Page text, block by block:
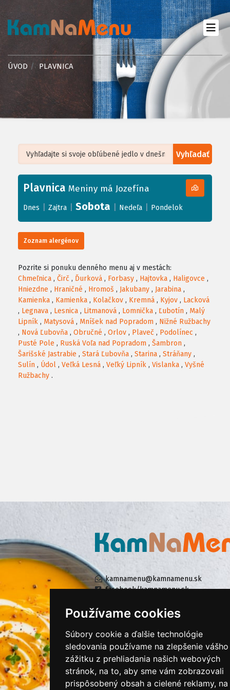
Používame cookies
Súbory cookie a ďalšie technológie
sledovania používame na zlepšenie vášho
zážitku z prehliadania našich webových
stránok, na to, aby sme vám zobrazovali
prispôsobený obsah a cielené reklamy, na
ÚVOD PLAVNICA
Vyhľadať
+
−
Leaflet| ©OpenStreetMap, Tiles courtesy ofHumanitarian OpenStreetMap
Plavnica Meniny má Jozefína
Dnes Zajtra Sobota Nedeľa Pondelok
Zoznam alergénov
Pozrite si ponuku denného menu aj v mestách:
Chmeľnica , Čirč , Ďurková , Forbasy , Hajtovka , Haligovce ,
Hniezdne , Hraničné , Hromoš , Jakubany , Jarabina ,
Kamienka , Kamienka , Kolačkov , Kremná , Kyjov , Lacková
, Legnava , Lesnica , Litmanová , Lomnička , Ľubotín , Malý
Lipník , Matysová , Mníšek nad Popradom , Nižné Ružbachy
, Nová Ľubovňa , Obručné , Orlov , Plaveč , Podolínec ,
Pusté Pole , Ruská Voľa nad Popradom , Šambron ,
Šarišské Jastrabie , Stará Ľubovňa , Starina , Stráňany ,
Sulín , Údol , Veľká Lesná , Veľký Lipník , Vislanka , Vyšné
Ružbachy .
kamnamenu@kamnamenu.sk
facebook/kamnamenu.sk
KONTAKTUJTE NÁS
PRIHLÁSIŤ SA DO ZÁKAZNÍCKEJ ZÓNY